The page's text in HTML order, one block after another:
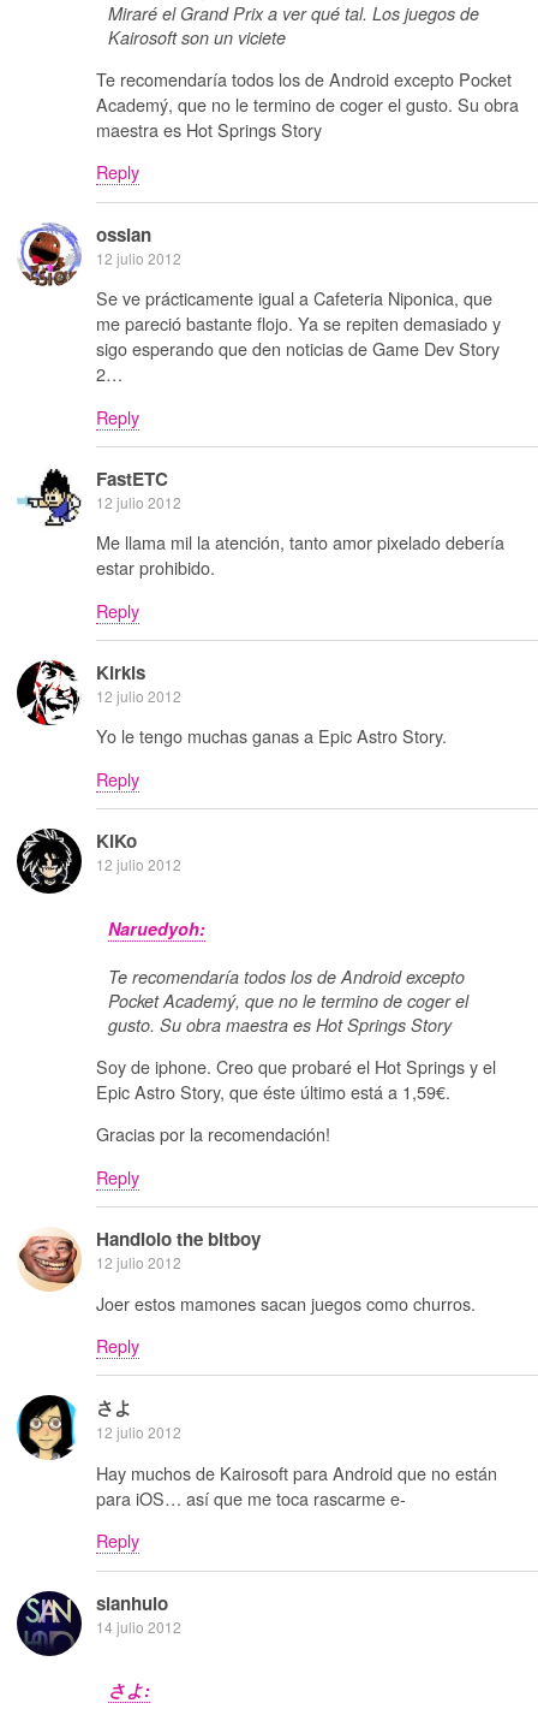
Miraré el Grand Prix a ver qué tal. Los juegos de
Kairosoft son un viciete
Te recomendaría todos los de Android excepto Pocket
Academý, que no le termino de coger el gusto. Su obra
maestra es Hot Springs Story
Reply
ossian
12 julio 2012
Se ve prácticamente igual a Cafeteria Niponica, que
me pareció bastante flojo. Ya se repiten demasiado y
sigo esperando que den noticias de Game Dev Story
2…
Reply
FastETC
12 julio 2012
Me llama mil la atención, tanto amor pixelado debería
estar prohibido.
Reply
Kirkis
12 julio 2012
Yo le tengo muchas ganas a Epic Astro Story.
Reply
KiKo
12 julio 2012
Naruedyoh:
Te recomendaría todos los de Android excepto
Pocket Academý, que no le termino de coger el
gusto. Su obra maestra es Hot Springs Story
Soy de iphone. Creo que probaré el Hot Springs y el
Epic Astro Story, que éste último está a 1,59€.
Gracias por la recomendación!
Reply
Handlolo the bitboy
12 julio 2012
Joer estos mamones sacan juegos como churros.
Reply
さよ
12 julio 2012
Hay muchos de Kairosoft para Android que no están
para iOS… así que me toca rascarme e-
Reply
sianhulo
14 julio 2012
さよ: